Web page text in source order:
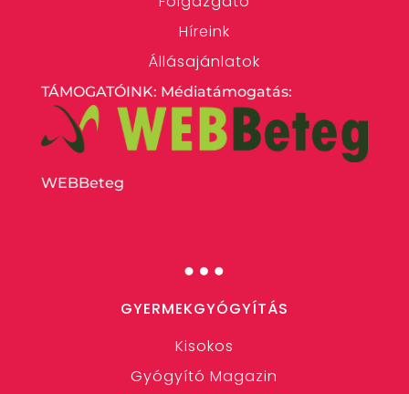
Híreink
Állásajánlatok
TÁMOGATÓINK: Médiatámogatás:
WEBBeteg
…
GYERMEKGYÓGYÍTÁS
Kisokos
Gyógyító Magazin